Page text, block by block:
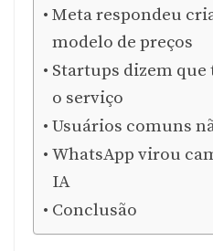
Meta respondeu
modelo de preços
Startups dizem
o serviço
Usuários comuns
WhatsApp virou
IA
Conclusão